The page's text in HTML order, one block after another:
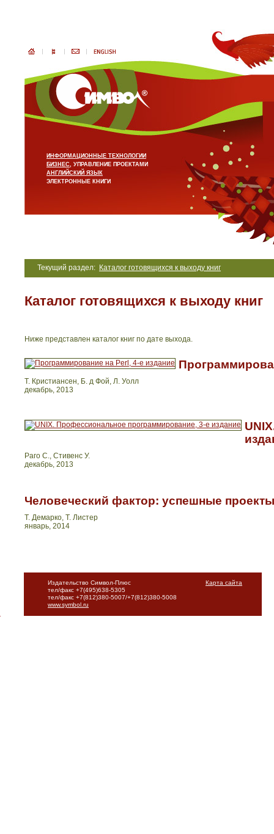
ИНФОРМАЦИОННЫЕ ТЕХНОЛОГИИ
БИЗНЕС, УПРАВЛЕНИЕ ПРОЕКТАМИ
АНГЛИЙСКИЙ ЯЗЫК
ЭЛЕКТРОННЫЕ КНИГИ
Текущий раздел: Каталог готовящихся к выходу книг
Каталог готовящихся к выходу книг
Ниже представлен каталог книг по дате выхода.
Т. Кристиансен, Б. д Фой, Л. Уолл
декабрь, 2013
Раго С., Стивенс У.
декабрь, 2013
Человеческий фактор: успешные
Т. Демарко, Т. Листер
январь, 2014
Карта сайта
Издательство Символ-Плюс
тел/факс +7(495)638-5305
тел/факс +7(812)380-5007/+7(812)380-5008
www.symbol.ru